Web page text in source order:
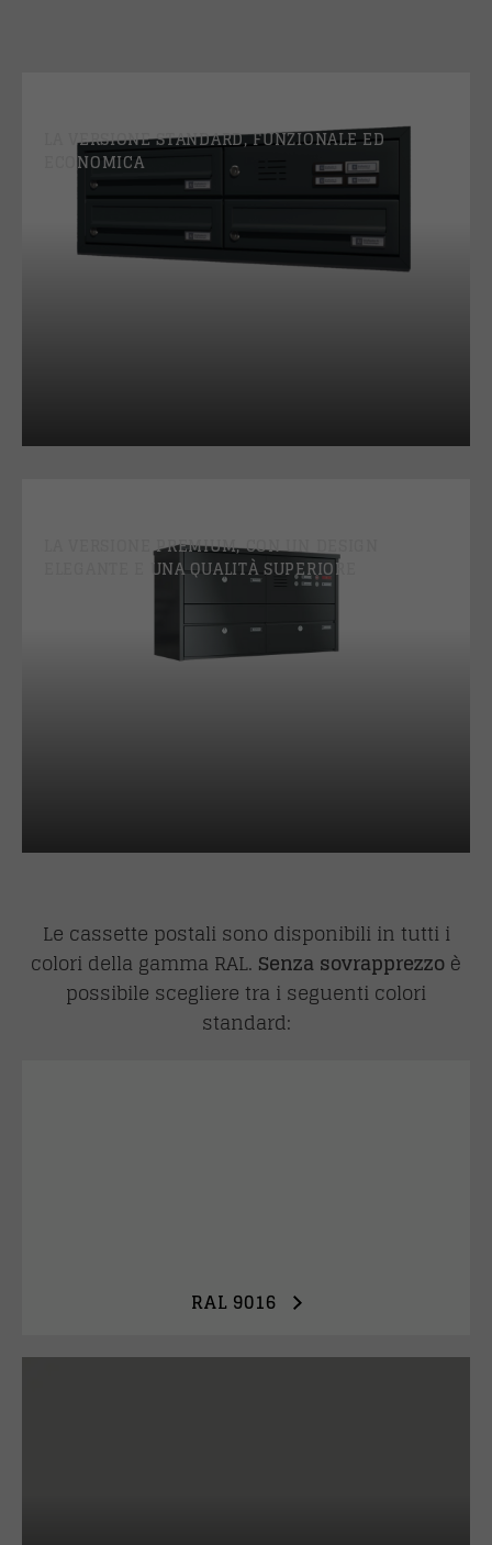
LA VERSIONE STANDARD, FUNZIONALE ED
ECONOMICA
LA VERSIONE PREMIUM, CON UN DESIGN
ELEGANTE E UNA QUALITÀ SUPERIORE
Le cassette postali sono disponibili in tutti i
colori della gamma RAL. Senza sovrapprezzoè
possibile scegliere tra i seguenti colori
standard:
RAL 9016